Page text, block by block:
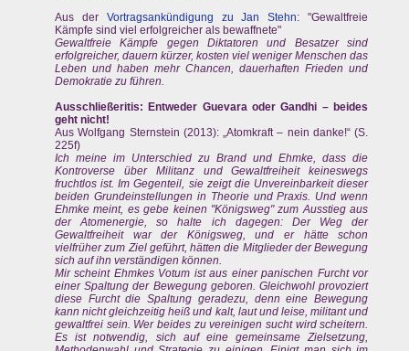
Aus der Vortragsankündigung zu Jan Stehn: "Gewaltfreie
Kämpfe sind viel erfolgreicher als bewaffnete"
Gewaltfreie Kämpfe gegen Diktatoren und Besatzer sind
erfolgreicher, dauern kürzer, kosten viel weniger Menschen das
Leben und haben mehr Chancen, dauerhaften Frieden und
Demokratie zu führen.
Ausschließeritis: Entweder Guevara oder Gandhi – beides
geht nicht!
Aus Wolfgang Sternstein (2013): „Atomkraft – nein danke!“ (S.
225f)
Ich meine im Unterschied zu Brand und Ehmke, dass die
Kontroverse über Militanz und Gewaltfreiheit keineswegs
fruchtlos ist. Im Gegenteil, sie zeigt die Unvereinbarkeit dieser
beiden Grundeinstellungen in Theorie und Praxis. Und wenn
Ehmke meint, es gebe keinen "Königsweg" zum Ausstieg aus
der Atomenergie, so halte ich dagegen: Der Weg der
Gewaltfreiheit war der Königsweg, und er hätte schon
vielfrüher zum Ziel geführt, hätten die Mitglieder der Bewegung
sich auf ihn verständigen können.
Mir scheint Ehmkes Votum ist aus einer panischen Furcht vor
einer Spaltung der Bewegung geboren. Gleichwohl provoziert
diese Furcht die Spaltung geradezu, denn eine Bewegung
kann nicht gleichzeitig heiß und kalt, laut und leise, militant und
gewaltfrei sein. Wer beides zu vereinigen sucht wird scheitern.
Es ist notwendig, sich auf eine gemeinsame Zielsetzung,